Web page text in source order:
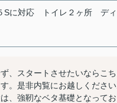
Sに対応 トイレ２ヶ所 デ
、スタートさせたいならこ
。是非内覧にお越しくださ
、強靭なベタ基礎となって